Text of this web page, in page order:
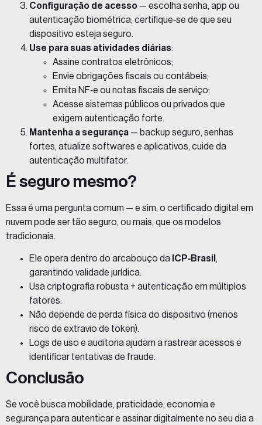
Configuração de acesso — escolha senha, app ou
autenticação biométrica; certifique‑se de que seu
dispositivo esteja seguro.
Use para suas atividades diárias:
Assine contratos eletrônicos;
Envie obrigações fiscais ou contábeis;
Emita NF‑e ou notas fiscais de serviço;
Acesse sistemas públicos ou privados que
exigem autenticação forte.
Mantenha a segurança — backup seguro, senhas
fortes, atualize softwares e aplicativos, cuide da
autenticação multifator.
É seguro mesmo?
Essa é uma pergunta comum — e sim, o certificado digital em
nuvem pode ser tão seguro, ou mais, que os modelos
tradicionais.
Ele opera dentro do arcabouço da ICP‑Brasil ,
garantindo validade jurídica.
Usa criptografia robusta + autenticação em múltiplos
fatores.
Não depende de perda física do dispositivo (menos
risco de extravio de token).
Logs de uso e auditoria ajudam a rastrear acessos e
identificar tentativas de fraude.
Conclusão
Se você busca mobilidade, praticidade, economia e
segurança para autenticar e assinar digitalmente no seu dia a